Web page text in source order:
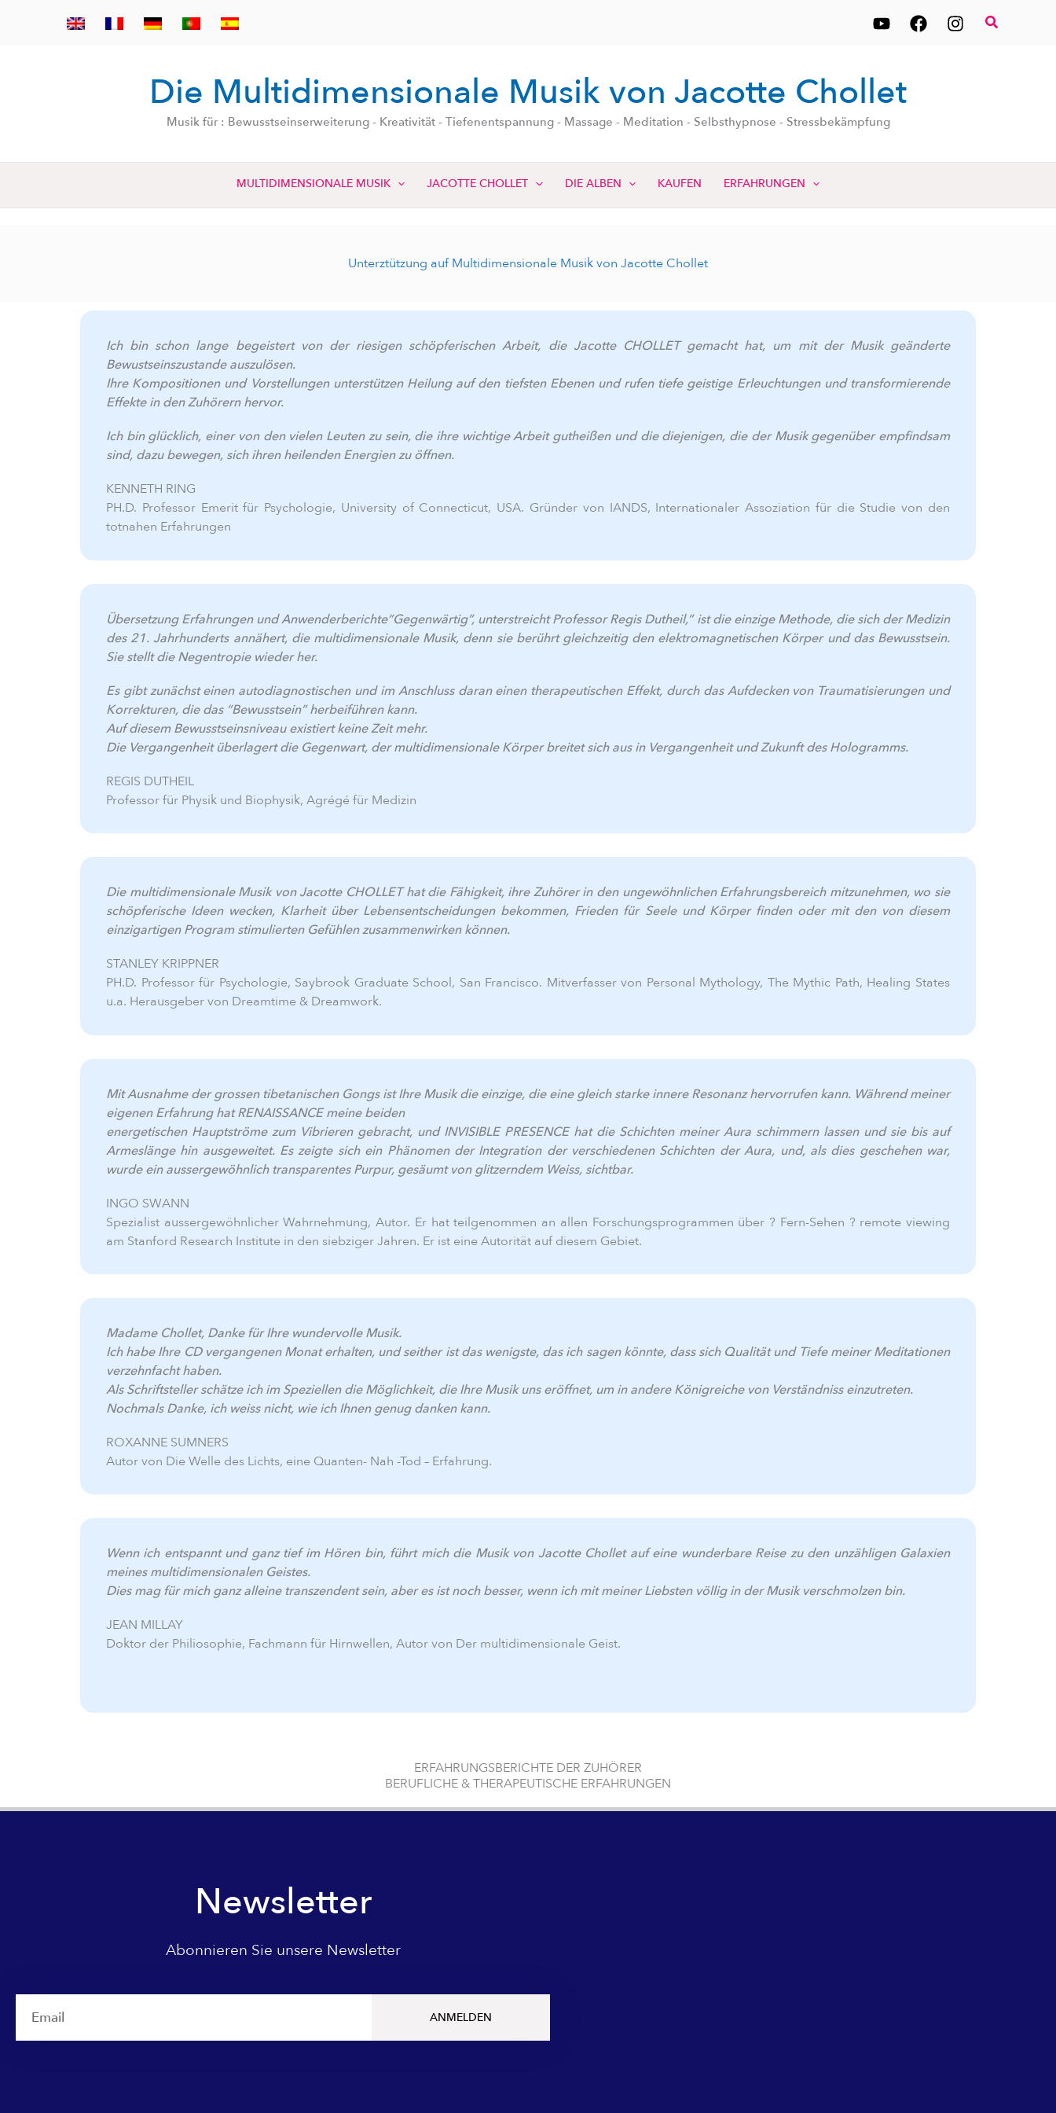
Suchen
Die Multidimensionale Musik von Jacotte Chollet
Musik für : Bewusstseinserweiterung - Kreativität - Tiefenentspannung - Massage - Meditation - Selbsthypnose - Stressbekämpfung
MULTIDIMENSIONALE MUSIK JACOTTE CHOLLET DIE ALBEN KAUFEN ERFAHRUNGEN
Unterztützung auf Multidimensionale Musik von Jacotte Chollet
Ich bin schon lange begeistert von der riesigen schöpferischen Arbeit, die Jacotte CHOLLET gemacht hat, um mit der Musik geänderte
Bewustseinszustande auszulösen.
Ihre Kompositionen und Vorstellungen unterstützen Heilung auf den tiefsten Ebenen und rufen tiefe geistige Erleuchtungen und transformierende
Effekte in den Zuhörern hervor.
Ich bin glücklich, einer von den vielen Leuten zu sein, die ihre wichtige Arbeit gutheißen und die diejenigen, die der Musik gegenüber empfindsam
sind, dazu bewegen, sich ihren heilenden Energien zu öffnen.
KENNETH RING
PH.D. Professor Emerit für Psychologie, University of Connecticut, USA. Gründer von IANDS, Internationaler Assoziation für die Studie von den
totnahen Erfahrungen
Übersetzung Erfahrungen und Anwenderberichte”Gegenwärtig”, unterstreicht Professor Regis Dutheil,” ist die einzige Methode, die sich der Medizin
des 21. Jahrhunderts annähert, die multidimensionale Musik, denn sie berührt gleichzeitig den elektromagnetischen Körper und das Bewusstsein.
Sie stellt die Negentropie wieder her.
Es gibt zunächst einen autodiagnostischen und im Anschluss daran einen therapeutischen Effekt, durch das Aufdecken von Traumatisierungen und
Korrekturen, die das “Bewusstsein” herbeiführen kann.
Auf diesem Bewusstseinsniveau existiert keine Zeit mehr.
Die Vergangenheit überlagert die Gegenwart, der multidimensionale Körper breitet sich aus in Vergangenheit und Zukunft des Hologramms.
REGIS DUTHEIL
Professor für Physik und Biophysik, Agrégé für Medizin
Die multidimensionale Musik von Jacotte CHOLLET hat die Fähigkeit, ihre Zuhörer in den ungewöhnlichen Erfahrungsbereich mitzunehmen, wo sie
schöpferische Ideen wecken, Klarheit über Lebensentscheidungen bekommen, Frieden für Seele und Körper finden oder mit den von diesem
einzigartigen Program stimulierten Gefühlen zusammenwirken können.
STANLEY KRIPPNER
PH.D. Professor für Psychologie, Saybrook Graduate School, San Francisco. Mitverfasser von Personal Mythology, The Mythic Path, Healing States
u.a. Herausgeber von Dreamtime & Dreamwork.
Mit Ausnahme der grossen tibetanischen Gongs ist Ihre Musik die einzige, die eine gleich starke innere Resonanz hervorrufen kann. Während meiner
eigenen Erfahrung hat RENAISSANCE meine beiden
energetischen Hauptströme zum Vibrieren gebracht, und INVISIBLE PRESENCE hat die Schichten meiner Aura schimmern lassen und sie bis auf
Armeslänge hin ausgeweitet. Es zeigte sich ein Phänomen der Integration der verschiedenen Schichten der Aura, und, als dies geschehen war,
wurde ein aussergewöhnlich transparentes Purpur, gesäumt von glitzerndem Weiss, sichtbar.
INGO SWANN
Spezialist aussergewöhnlicher Wahrnehmung, Autor. Er hat teilgenommen an allen Forschungsprogrammen über ? Fern-Sehen ? remote viewing
am Stanford Research Institute in den siebziger Jahren. Er ist eine Autorität auf diesem Gebiet.
Madame Chollet, Danke für Ihre wundervolle Musik.
Ich habe Ihre CD vergangenen Monat erhalten, und seither ist das wenigste, das ich sagen könnte, dass sich Qualität und Tiefe meiner Meditationen
verzehnfacht haben.
Als Schriftsteller schätze ich im Speziellen die Möglichkeit, die Ihre Musik uns eröffnet, um in andere Königreiche von Verständniss einzutreten.
Nochmals Danke, ich weiss nicht, wie ich Ihnen genug danken kann.
ROXANNE SUMNERS
Autor von Die Welle des Lichts, eine Quanten- Nah -Tod – Erfahrung.
Wenn ich entspannt und ganz tief im Hören bin, führt mich die Musik von Jacotte Chollet auf eine wunderbare Reise zu den unzähligen Galaxien
meines multidimensionalen Geistes.
Dies mag für mich ganz alleine transzendent sein, aber es ist noch besser, wenn ich mit meiner Liebsten völlig in der Musik verschmolzen bin.
JEAN MILLAY
Doktor der Philiosophie, Fachmann für Hirnwellen, Autor von Der multidimensionale Geist.
ERFAHRUNGSBERICHTE DER ZUHÖRER
BERUFLICHE & THERAPEUTISCHE ERFAHRUNGEN
Newsletter
Abonnieren Sie unsere Newsletter
ANMELDEN